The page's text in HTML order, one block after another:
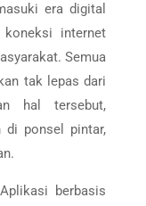
era digital
koneksi internet
Semua
tak lepas dari
hal tersebut,
di ponsel pintar,
berbasis